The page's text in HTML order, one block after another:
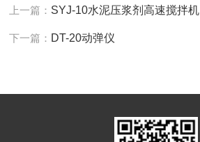
上一篇： SYJ-10水泥压浆剂高速搅拌机
下一篇： DT-20动弹仪